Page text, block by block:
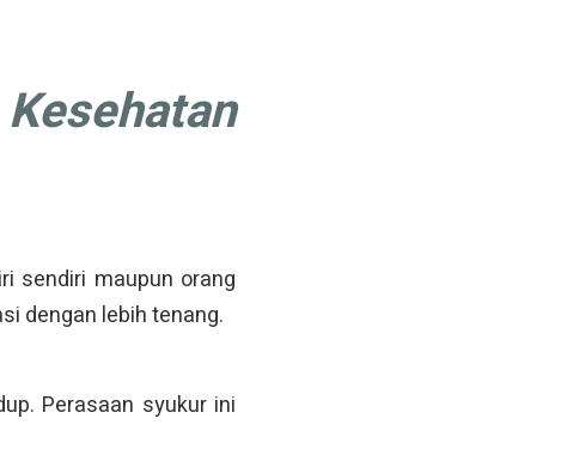
sendiri maupun orang
dengan lebih tenang.
Perasaan syukur ini